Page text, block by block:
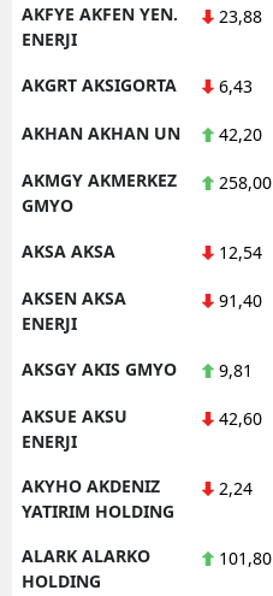
AKFYE AKFEN YEN.
ENERJI
23,88
AKGRT AKSIGORTA 6,43
AKHAN AKHAN UN 42,20
AKMGY AKMERKEZ
GMYO
258,00
AKSA AKSA 12,54
AKSEN AKSA
ENERJI
91,40
AKSGY AKIS GMYO 9,81
AKSUE AKSU
ENERJI
42,60
AKYHO AKDENIZ
YATIRIM HOLDING
2,24
ALARK ALARKO
HOLDING
101,80